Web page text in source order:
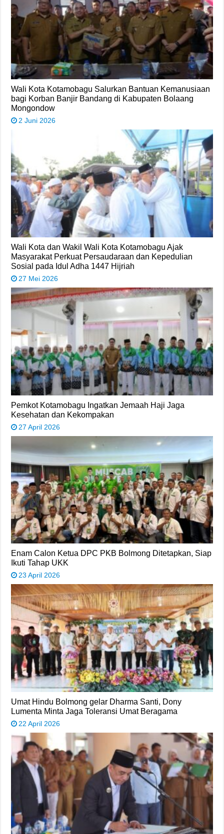
Wali Kota Kotamobagu Salurkan Bantuan Kemanusiaan
bagi Korban Banjir Bandang di Kabupaten Bolaang
Mongondow
2 Juni 2026
Wali Kota dan Wakil Wali Kota Kotamobagu Ajak
Masyarakat Perkuat Persaudaraan dan Kepedulian
Sosial pada Idul Adha 1447 Hijriah
27 Mei 2026
Pemkot Kotamobagu Ingatkan Jemaah Haji Jaga
Kesehatan dan Kekompakan
27 April 2026
Enam Calon Ketua DPC PKB Bolmong Ditetapkan, Siap
Ikuti Tahap UKK
23 April 2026
Umat Hindu Bolmong gelar Dharma Santi, Dony
Lumenta Minta Jaga Toleransi Umat Beragama
22 April 2026